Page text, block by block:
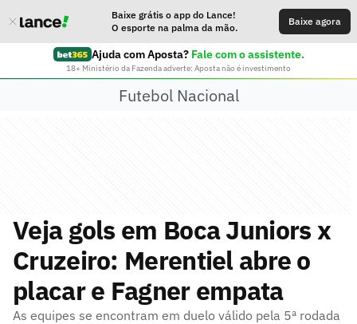
Baixe grátis o app do Lance!
O esporte na palma da mão.
Baixe agora
Ajuda com Aposta? Fale com o assistente.
18+ Ministério da Fazenda adverte: Aposta não é investimento
Futebol Nacional
Veja gols em Boca Juniors x
Cruzeiro: Merentiel abre o
placar e Fagner empata
As equipes se encontram em duelo válido pela 5ª rodada